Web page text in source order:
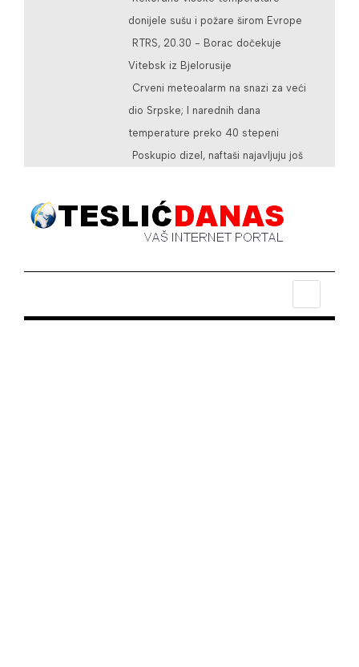
donijele sušu i požare širom Evrope
RTRS, 20.30 - Borac dočekuje
Vitebsk iz Bjelorusije
Crveni meteoalarm na snazi za veći
dio Srpske; I narednih dana
temperature preko 40 stepeni
Poskupio dizel, naftaši najavljuju još